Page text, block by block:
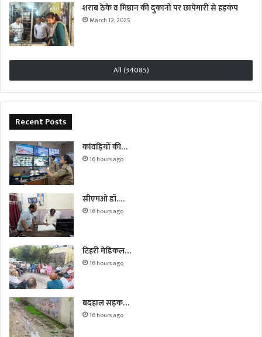
शराब ठेके व मिष्ठान की दुकानों पर छापेमारी से हड़कंप
March 12, 2025
All (34085)
Recent Posts
कांवड़ियों की…
16 hours ago
सीएमओ डॉ.…
16 hours ago
टिहरी मेडिकल…
16 hours ago
बदहाल सड़क…
16 hours ago